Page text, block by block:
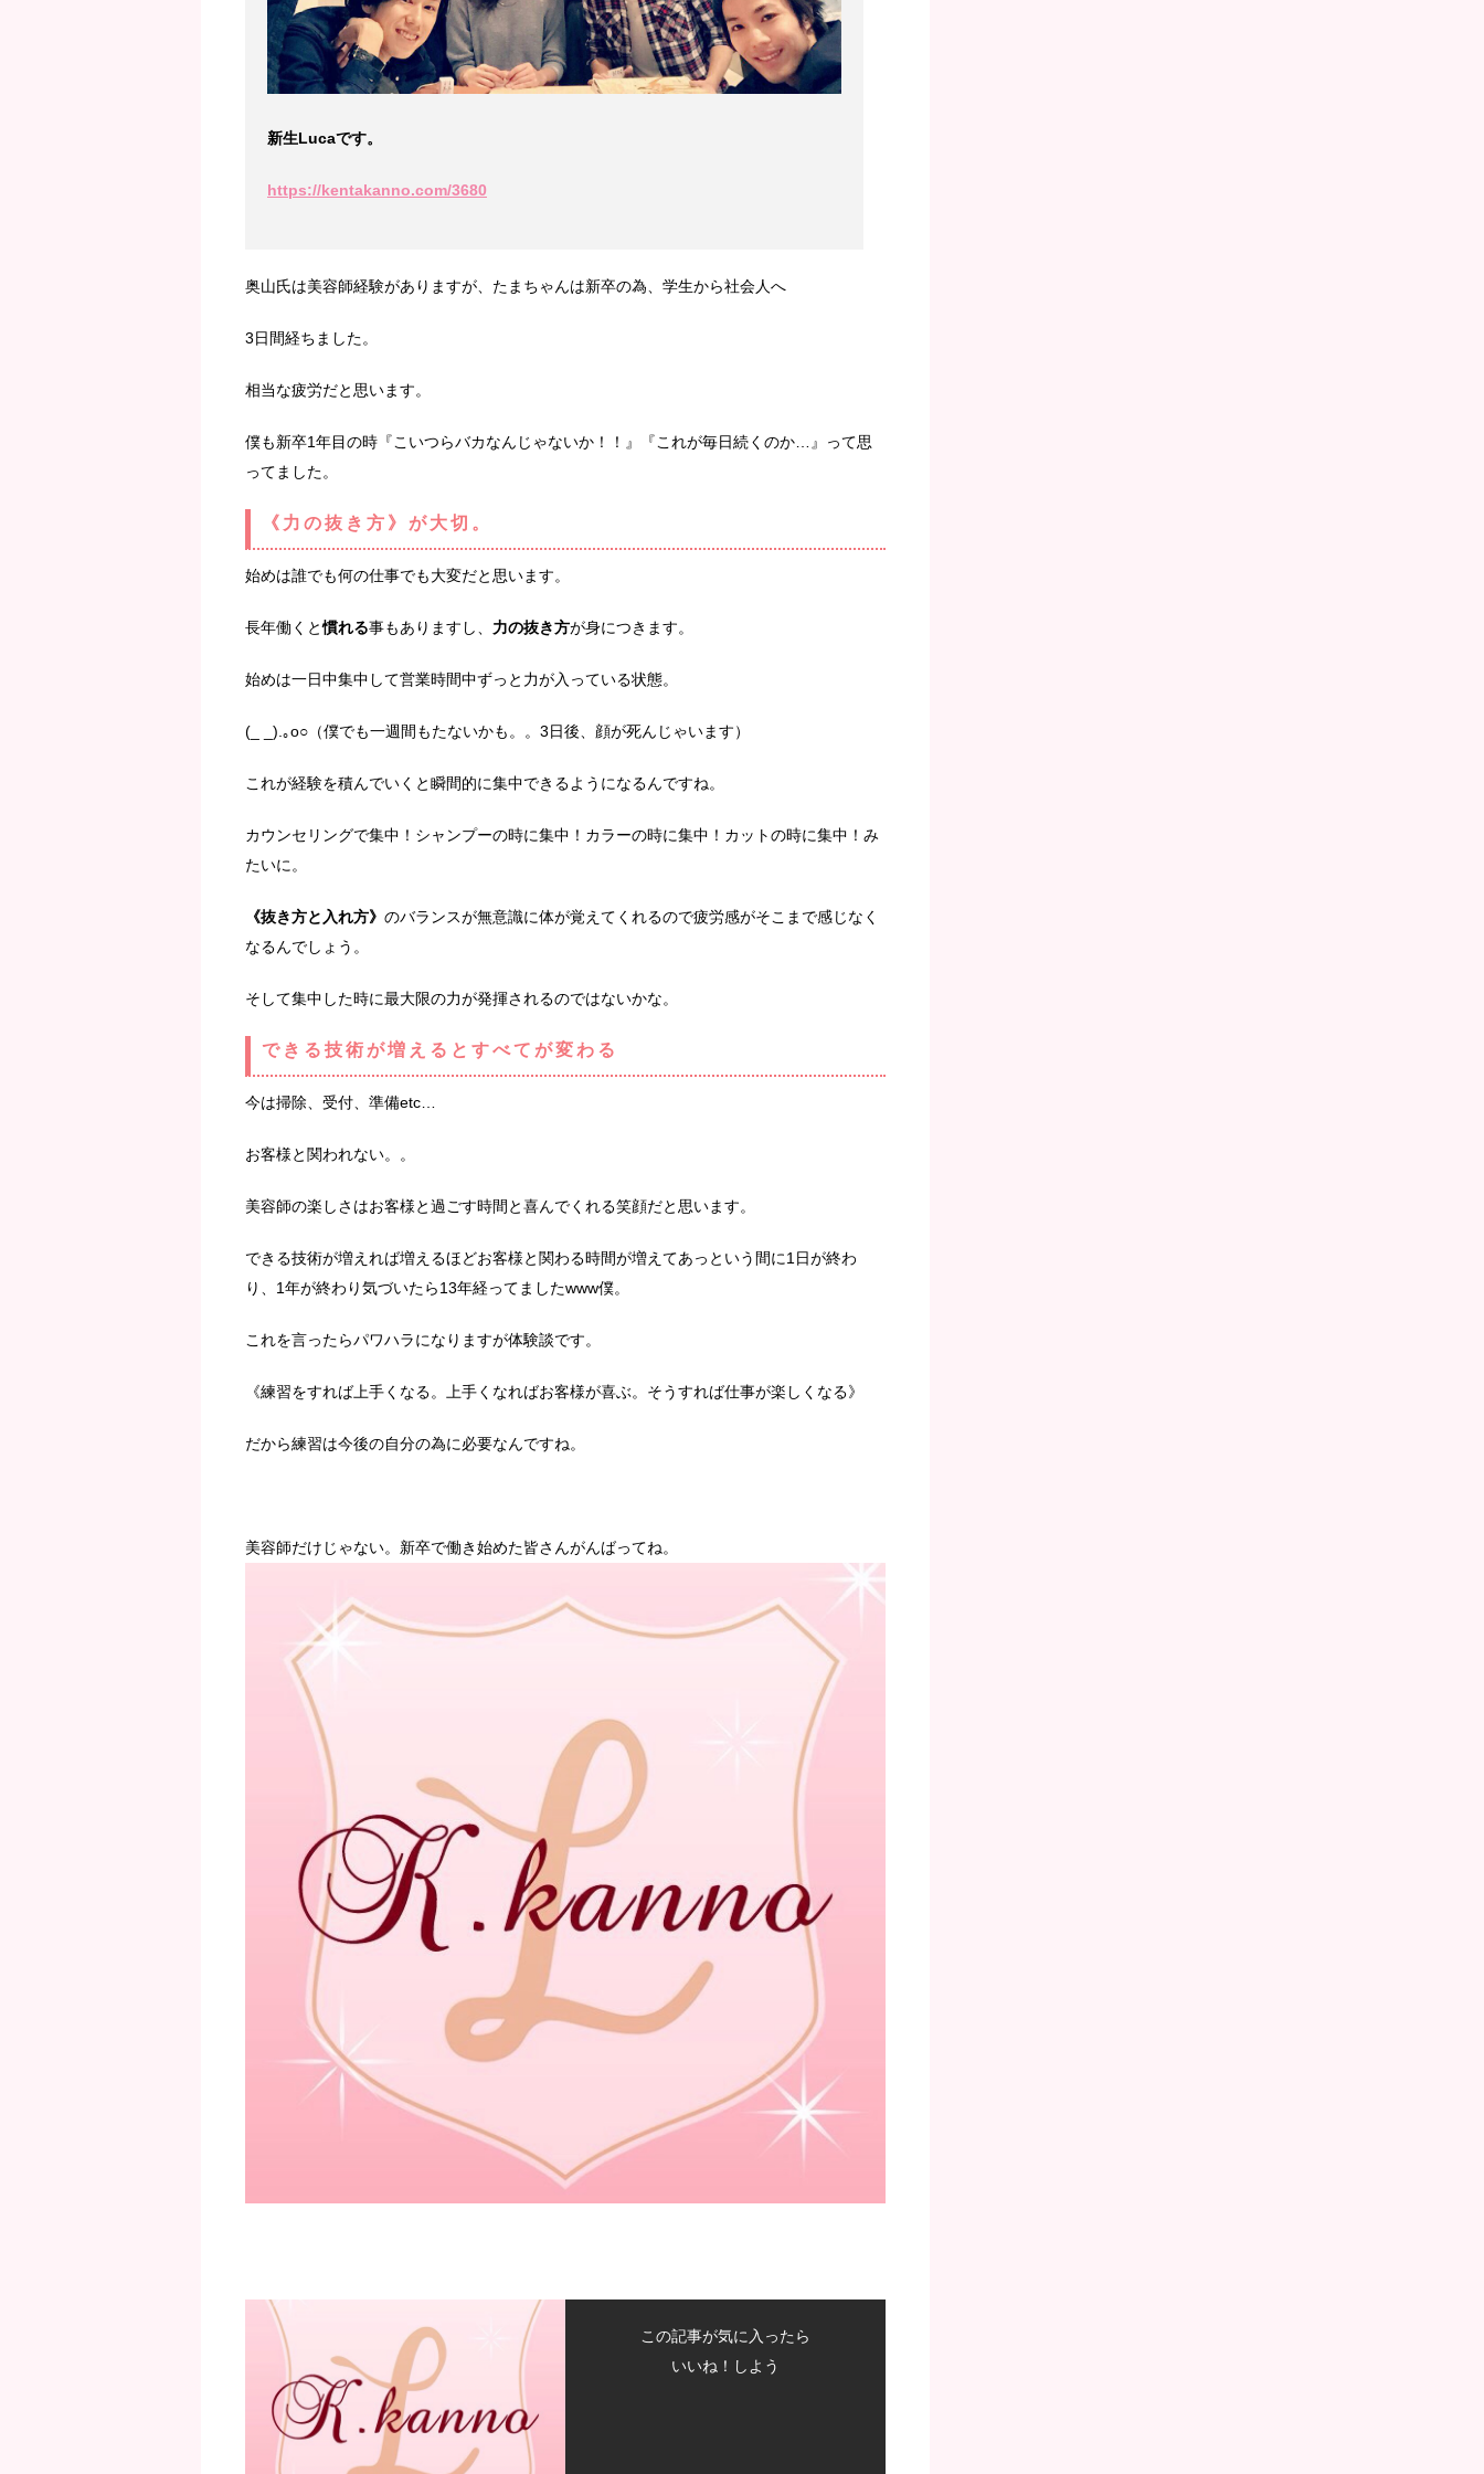
新生Lucaです。
https://kentakanno.com/3680
奥山氏は美容師経験がありますが、たまちゃんは新卒の為、学生から社会人へ
3日間経ちました。
相当な疲労だと思います。
僕も新卒1年目の時『こいつらバカなんじゃないか！！』『これが毎日続くのか…』って思
ってました。
《力の抜き方》が大切。
始めは誰でも何の仕事でも大変だと思います。
長年働くと慣れる事もありますし、 力の抜き方が身につきます。
始めは一日中集中して営業時間中ずっと力が入っている状態。
(_ _).｡o○（僕でも一週間もたないかも。。3日後、顔が死んじゃいます）
これが経験を積んでいくと瞬間的に集中できるようになるんですね。
カウンセリングで集中！シャンプーの時に集中！カラーの時に集中！カットの時に集中！み
たいに。
《抜き方と入れ方》 のバランスが無意識に体が覚えてくれるので疲労感がそこまで感じなく
なるんでしょう。
そして集中した時に最大限の力が発揮されるのではないかな。
できる技術が増えるとすべてが変わる
今は掃除、受付、準備etc…
お客様と関われない。。
美容師の楽しさはお客様と過ごす時間と喜んでくれる笑顔だと思います。
できる技術が増えれば増えるほどお客様と関わる時間が増えてあっという間に1日が終わ
り、1年が終わり気づいたら13年経ってましたwww僕。
これを言ったらパワハラになりますが体験談です。
《練習をすれば上手くなる。上手くなればお客様が喜ぶ。そうすれば仕事が楽しくなる》
だから練習は今後の自分の為に必要なんですね。
美容師だけじゃない。新卒で働き始めた皆さんがんばってね。
この記事が気に入ったら
いいね！しよう